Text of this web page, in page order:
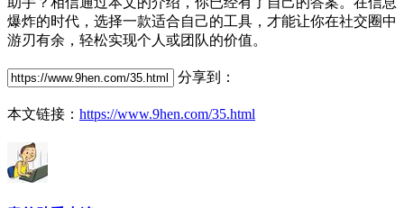
爆炸的时代，选择一款适合自己的工具，才能让你在社交圈中
游刃有余，轻松实现个人或团队的价值。
分享到：
本文链接： https://www.9hen.com/35.html